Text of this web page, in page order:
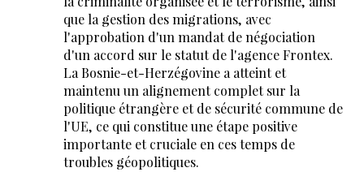
que la gestion des migrations, avec
l'approbation d'un mandat de négociation
d'un accord sur le statut de l'agence Frontex.
La Bosnie-et-Herzégovine a atteint et
maintenu un alignement complet sur la
politique étrangère et de sécurité commune de
l'UE, ce qui constitue une étape positive
importante et cruciale en ces temps de
troubles géopolitiques.